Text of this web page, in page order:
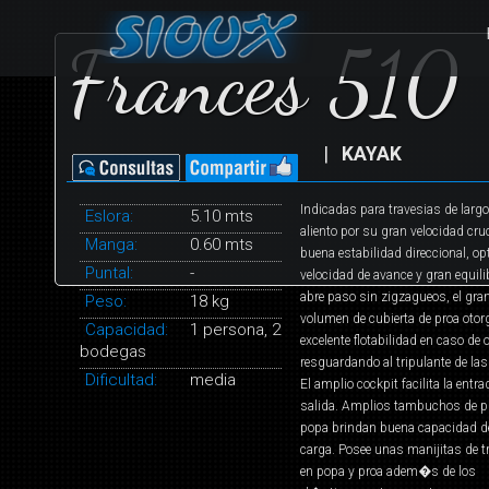
Frances 510
KAYAK
Eslora:
5.10 mts
Manga:
0.60 mts
Puntal:
-
Peso:
18 kg
Capacidad:
1 persona, 2
bodegas
Dificultad:
media
Indicadas para travesias de largo
aliento por su gran velocidad
buena estabilidad direccional,
velocidad de avance y gran
abre paso sin zigzagueos, el gran
volumen de cubierta de proa
excelente flotabilidad en caso de
resguardando al tripulante de
El amplio cockpit facilita la
salida. Amplios tambuchos de
popa brindan buena capacidad
carga. Posee unas manijitas de
en popa y proa adem�s de los